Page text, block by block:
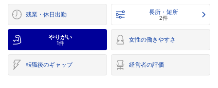
残業・休日出勤 長所・短所
2件
やりがい
1件 女性の働きやすさ
転職後のギャップ 経営者の評価